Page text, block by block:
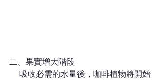
二、果實增大階段